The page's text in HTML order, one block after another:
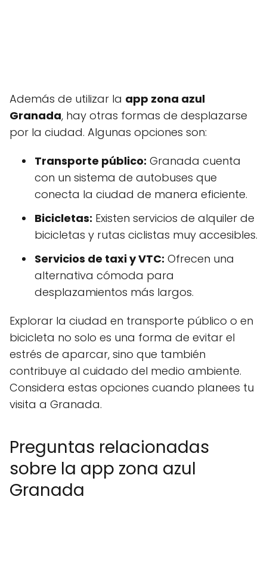
Además de utilizar la app zona azul
Granada, hay otras formas de desplazarse
por la ciudad. Algunas opciones son:
Transporte público: Granada cuenta
con un sistema de autobuses que
conecta la ciudad de manera eficiente.
Bicicletas: Existen servicios de alquiler de
bicicletas y rutas ciclistas muy accesibles.
Servicios de taxi y VTC: Ofrecen una
alternativa cómoda para
desplazamientos más largos.
Explorar la ciudad en transporte público o en
bicicleta no solo es una forma de evitar el
estrés de aparcar, sino que también
contribuye al cuidado del medio ambiente.
Considera estas opciones cuando planees tu
visita a Granada.
Preguntas relacionadas
sobre la app zona azul
Granada